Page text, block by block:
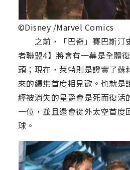
©Disney /Marvel Comics
之前，「巴奇」賽巴斯汀
者聯盟4】將會有一幕是全體
頭；現在，萊特則是證實了蘇
來的續集首度相見歡。也就是
經被消失的星爵會是死而復活
一位，並且還會從外太空首度
球。